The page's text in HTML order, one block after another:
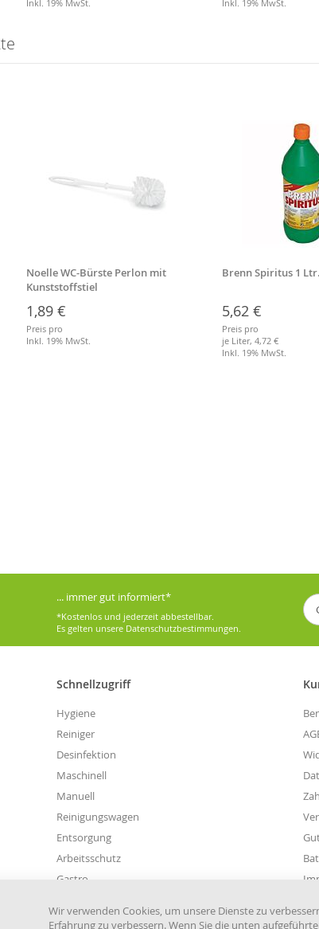
Inkl. 19% MwSt.
Inkl. 19% MwSt.
Noelle WC-Bürste Perlon mit
Kunststoffstiel
1,89 €
Preis pro
Inkl. 19% MwSt.
Brenn Spiritus 1 Ltr.
5,62 €
Preis pro
je Liter, 4,72 €
Inkl. 19% MwSt.
... immer gut informiert*
*Kostenlos und jederzeit abbestellbar.
Es gelten unsere Datenschutzbestimmungen.
Sie
für
an:
Schnellzugriff
Hygiene
Reiniger
Desinfektion
Maschinell
Manuell
Reinigungswagen
Entsorgung
Arbeitsschutz
Gastro
Wir verwenden Cookies, um unsere Dienste zu
Erfahrung zu verbessern. Wenn Sie die unten